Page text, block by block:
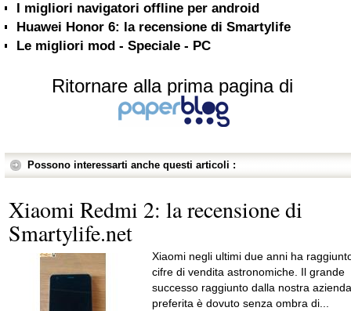
I migliori navigatori offline per android
Huawei Honor 6: la recensione di Smartylife
Le migliori mod - Speciale - PC
Ritornare alla prima pagina di
Possono interessarti anche questi articoli :
Xiaomi Redmi 2: la recensione di
Smartylife.net
Xiaomi negli ultimi due anni ha
cifre di vendita astronomiche. Il grande
successo raggiunto dalla nostra azienda
preferita è dovuto senza ombra di...